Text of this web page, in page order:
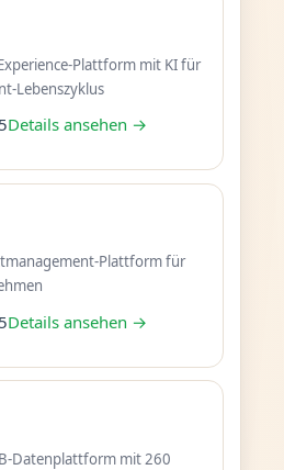
Plattform mit KI für
Lebenszyklus
Details ansehen →
Plattform für
Details ansehen →
Datenplattform mit 260